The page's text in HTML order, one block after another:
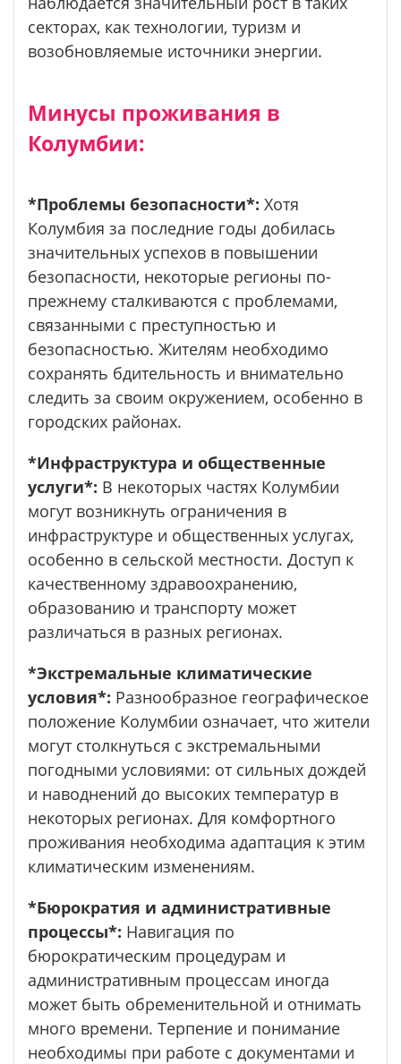
секторах, как технологии, туризм и
возобновляемые источники энергии.
Минусы проживания в
Колумбии:
*Проблемы безопасности*: Хотя
Колумбия за последние годы добилась
значительных успехов в повышении
безопасности, некоторые регионы по-
прежнему сталкиваются с проблемами,
связанными с преступностью и
безопасностью. Жителям необходимо
сохранять бдительность и внимательно
следить за своим окружением, особенно в
городских районах.
*Инфраструктура и общественные
услуги*: В некоторых частях Колумбии
могут возникнуть ограничения в
инфраструктуре и общественных услугах,
особенно в сельской местности. Доступ к
качественному здравоохранению,
образованию и транспорту может
различаться в разных регионах.
*Экстремальные климатические
условия*: Разнообразное географическое
положение Колумбии означает, что жители
могут столкнуться с экстремальными
погодными условиями: от сильных дождей
и наводнений до высоких температур в
некоторых регионах. Для комфортного
проживания необходима адаптация к этим
климатическим изменениям.
*Бюрократия и административные
процессы*: Навигация по
бюрократическим процедурам и
административным процессам иногда
может быть обременительной и отнимать
много времени. Терпение и понимание
необходимы при работе с документами и